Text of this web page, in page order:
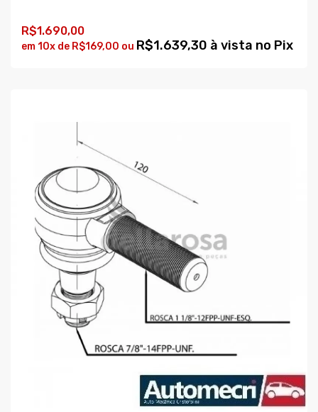
R$1.690,00
em 10x de R$169,00 ou R$1.639,30 à vista no Pix